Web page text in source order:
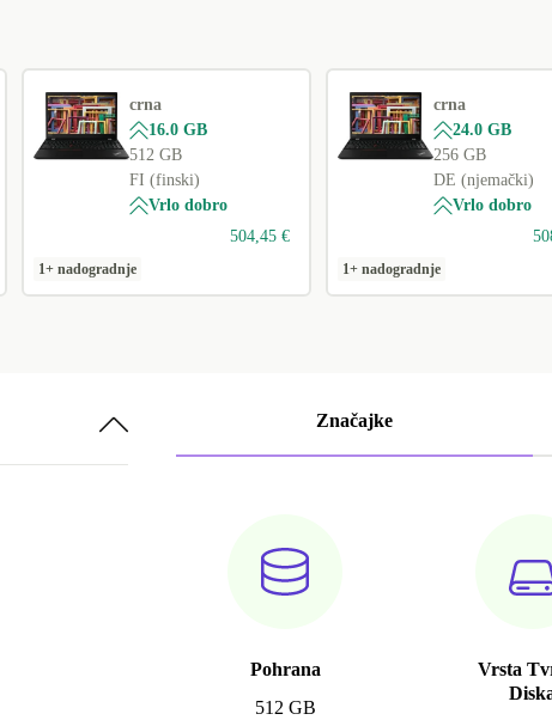
+163,64 €
+163,64 €
crna
16.0 GB
512 GB
FI (finski)
Vrlo dobro
504,45 €
1+ nadogradnje
crna
24.0 GB
256 GB
DE (njemački)
Vrlo dobro
1+ nadogradnje
Značajke
Pohrana
512 GB
Vrsta